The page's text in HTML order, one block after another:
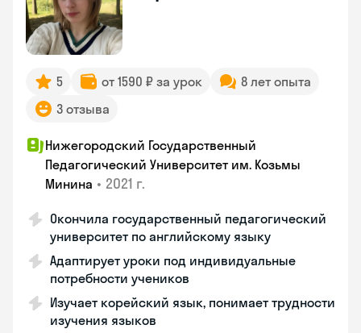
5 от 1590 ₽ за урок
8 лет опыта
3 отзыва
Нижегородский Государственный
Педагогический Университет им. Козьмы
Минина • 2021 г.
Окончила государственный педагогический
университет по английскому языку
Адаптирует уроки под индивидуальные
потребности учеников
Изучает корейский язык, понимает трудности
изучения языков